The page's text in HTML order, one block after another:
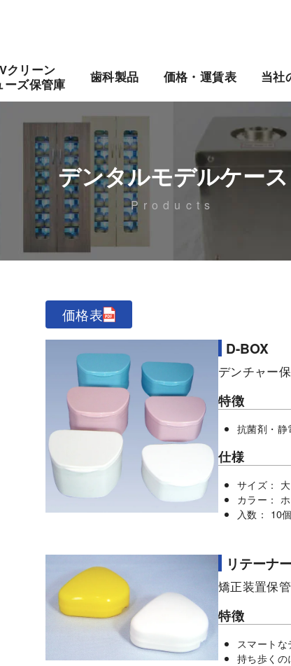
クリーン
ーズ保管庫
歯科製品 価格・運賃表 当社
デンタルモデルケース
Products
価格表
D-BOX
デンチャー
特徴
抗菌剤・静
仕様
サイズ：
カラー：
入数： 10
リテーナ
矯正装置保
特徴
スマートな
持ち歩くの